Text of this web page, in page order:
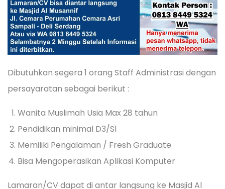
Dibutuhkan segera 1 orang Staff Administrasi dengan
persayaratan sebagai berikut :
Wanita Muslimah Usia Max 28 tahun
Pendidikan minimal D3/S1
Memiliki Pengalaman / Fresh Graduate
Bisa Mengoperasikan Aplikasi Komputer
Lamaran/CV dapat di antar langsung ke Masjid Al